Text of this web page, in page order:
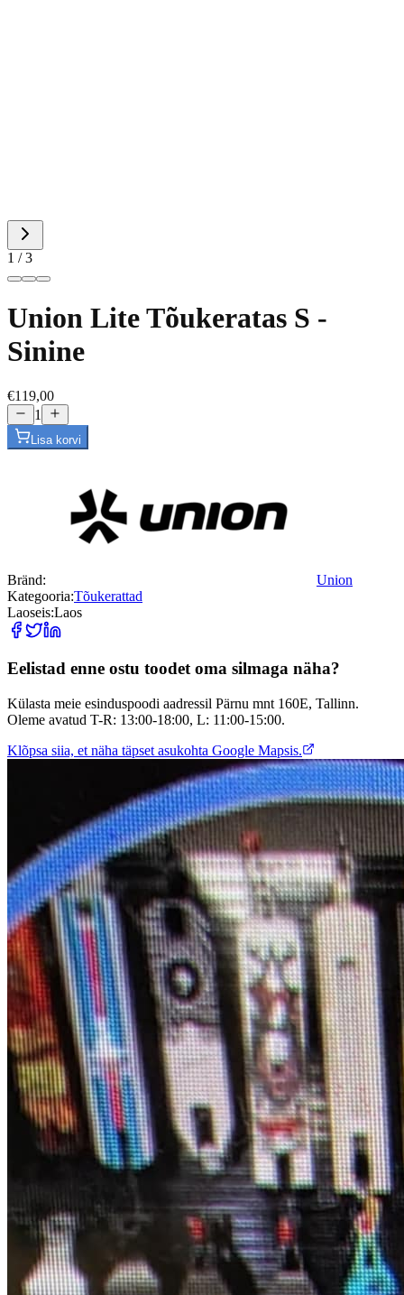
1 / 3
Union Lite Tõukeratas S -
Sinine
€119,00
1
Lisa korvi
Bränd:
Union
Kategooria:Tõukerattad
Laoseis:Laos
Eelistad enne ostu toodet oma silmaga näha?
Külasta meie esinduspoodi aadressil Pärnu mnt 160E, Tallinn.
Oleme avatud T-R: 13:00-18:00, L: 11:00-15:00.
Klõpsa siia, et näha täpset asukohta Google Mapsis.